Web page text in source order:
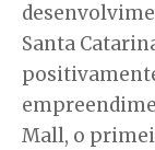
Santa
Mall, o